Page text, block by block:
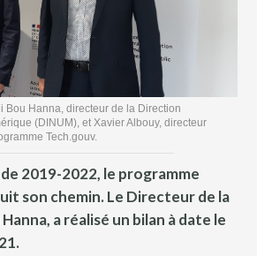
Bou Hanna, directeur de la Direction
(DINUM), et Xavier Albouy, directeur
Tech.gouv.
2019-2022, le programme
son chemin. Le Directeur de la
a réalisé un bilan à date le